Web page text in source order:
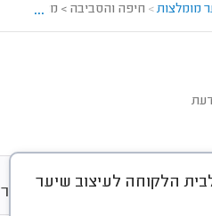
מומלצות> חיפה והסביבה > מאפרת
...
הלקוחה לעיצוב שיער
מחירים ממוצע